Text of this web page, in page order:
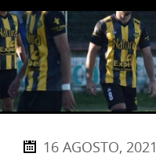
16 AGOSTO, 2021